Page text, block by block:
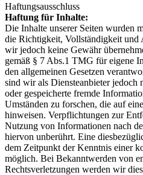
Haftungsausschluss
Haftung für Inhalte:
Die Inhalte unserer Seiten wurden
die Richtigkeit, Vollständigkeit und
wir jedoch keine Gewähr
gemäß § 7 Abs.1 TMG für eigene
den allgemeinen Gesetzen
sind wir als Diensteanbieter jedoch
oder gespeicherte fremde
Umständen zu forschen, die auf
hinweisen. Verpflichtungen zur
Nutzung von Informationen nach
hiervon unberührt. Eine
dem Zeitpunkt der Kenntnis einer
möglich. Bei Bekanntwerden von
Rechtsverletzungen werden wir